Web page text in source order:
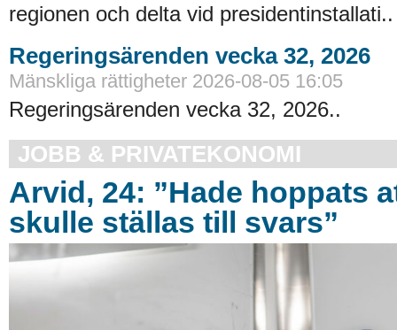
regionen och delta vid presidentinstallati..
Regeringsärenden vecka 32, 2026
Mänskliga rättigheter 2026-08-05 16:05
Regeringsärenden vecka 32, 2026..
JOBB & PRIVATEKONOMI
Arvid, 24: ”Hade hoppats
skulle ställas till svars”